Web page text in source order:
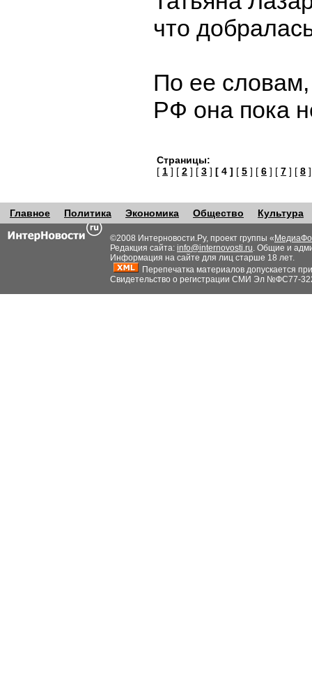
что
По ее
РФ она пока
Страницы:
[ 1 ] [ 2 ] [ 3 ] [ 4 ] [ 5 ] [ 6 ] [ 7 ] [ 8
Главное Политика Экономика Общество Культура
©2008 Интерновости.Ру, проект группы «
Редакция сайта: info@internovosti.ru. Общие и
Информация на сайте для лиц старше 18 лет.
Перепечатка материалов допускается
Свидетельство о регистрации СМИ Эл №ФС77-